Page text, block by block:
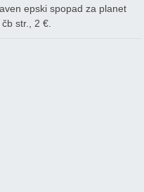
epski spopad za planet
str., 2 €.